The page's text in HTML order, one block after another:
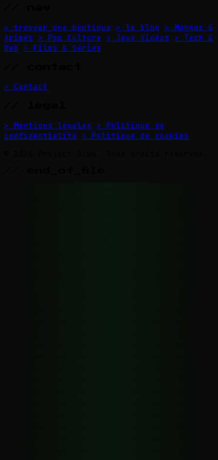
> trouver une boutique > le blog > Mangas &
Animés
> Pop Culture > Jeux Vidéos
> Tech &
Web > Films & Séries
> Contact
> Mentions légales
> Politique de
confidentialité > Politique de cookies